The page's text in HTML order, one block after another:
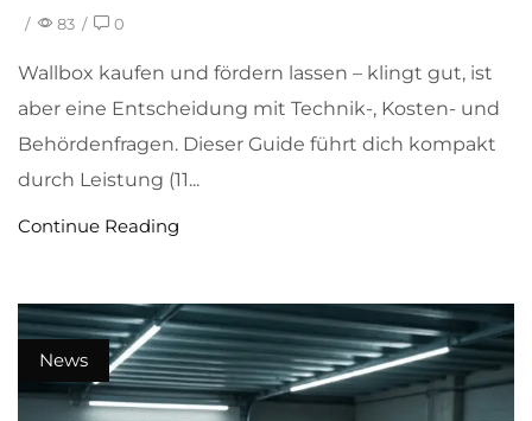
/ 83 / 0
Wallbox kaufen und fördern lassen – klingt gut, ist
aber eine Entscheidung mit Technik-, Kosten- und
Behördenfragen. Dieser Guide führt dich kompakt
durch Leistung (11...
Continue Reading
News